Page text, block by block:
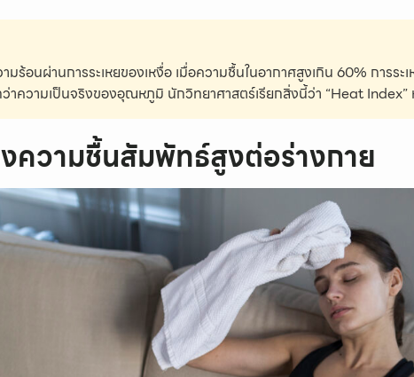
มร้อนผ่านการระเหยของเหงื่อ เมื่อความชื้นในอากาศสูงเกิน 60% การระ
าความเป็นจริงของอุณหภูมิ นักวิทยาศาสตร์เรียกสิ่งนี้ว่า “Heat
ความชื้นสัมพัทธ์สูงต่อร่างกาย